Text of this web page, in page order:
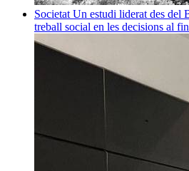
Societat Un estudi liderat des del
treball social en les decisions al